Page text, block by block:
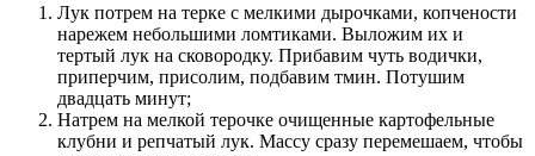
Лук потрем на терке с мелкими дырочками, копчености
нарежем небольшими ломтиками. Выложим их и
тертый лук на сковородку. Прибавим чуть водички,
приперчим, присолим, подбавим тмин. Потушим
двадцать минут;
Натрем на мелкой терочке очищенные картофельные
клубни и репчатый лук. Массу сразу перемешаем, чтобы